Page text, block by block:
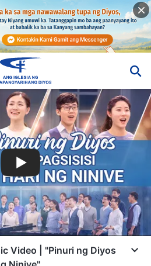
Video | "Pinuri ng Diyos